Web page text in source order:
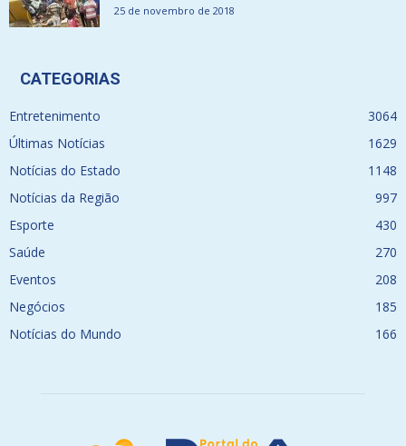
25 de novembro de 2018
CATEGORIAS
Entretenimento
3064
Últimas Notícias
1629
Notícias do Estado
1148
Notícias da Região
997
Esporte
430
Saúde
270
Eventos
208
Negócios
185
Notícias do Mundo
166